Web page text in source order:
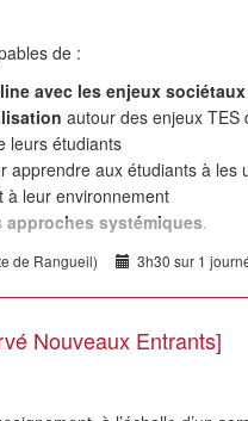
de :
avec les enjeux sociétaux
autour des enjeux TES
leurs étudiants
apprendre aux étudiants à les
à leur environnement
approches systémiques.
de Rangueil) 3h30 sur 1
Nouveaux Entrants]